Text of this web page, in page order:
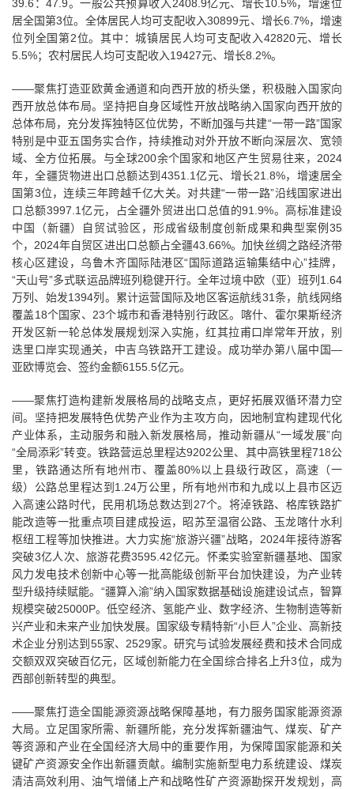
39.6：47.9。一般公共预算收入2408.9亿元、增长10.5%，增速位
居全国第3位。全体居民人均可支配收入30899元、增长6.7%，增速
位列全国第2位。其中：城镇居民人均可支配收入42820元、增长
5.5%；农村居民人均可支配收入19427元、增长8.2%。
——聚焦打造亚欧黄金通道和向西开放的桥头堡，积极融入国家向
西开放总体布局。坚持把自身区域性开放战略纳入国家向西开放的
总体布局，充分发挥独特区位优势，不断加强与共建“一带一路”国家
特别是中亚五国务实合作，持续推动对外开放不断向深层次、宽领
域、全方位拓展。与全球200余个国家和地区产生贸易往来，2024
年，全疆货物进出口总额达到4351.1亿元、增长21.8%，增速居全
国第3位，连续三年跨越千亿大关。对共建“一带一路”沿线国家进出
口总额3997.1亿元，占全疆外贸进出口总值的91.9%。高标准建设
中国（新疆）自贸试验区，形成省级制度创新成果和典型案例35
个，2024年自贸区进出口总额占全疆43.66%。加快丝绸之路经济带
核心区建设，乌鲁木齐国际陆港区“国际道路运输集结中心”挂牌，
“天山号”多式联运品牌班列稳健开行。全年过境中欧（亚）班列1.64
万列、始发1394列。累计运营国际及地区客运航线31条，航线网络
覆盖18个国家、23个城市和香港特别行政区。喀什、霍尔果斯经济
开发区新一轮总体发展规划深入实施，红其拉甫口岸常年开放，别
迭里口岸实现通关，中吉乌铁路开工建设。成功举办第八届中国—
亚欧博览会、签约金额6155.5亿元。
——聚焦打造构建新发展格局的战略支点，更好拓展双循环潜力空
间。坚持把发展特色优势产业作为主攻方向，因地制宜构建现代化
产业体系，主动服务和融入新发展格局，推动新疆从“一域发展”向
“全局添彩”转变。铁路营运总里程达9202公里、其中高铁里程718公
里，铁路通达所有地州市、覆盖80%以上县级行政区，高速（一
级）公路总里程达到1.24万公里，所有地州市和九成以上县市区迈
入高速公路时代，民用机场总数达到27个。将淖铁路、格库铁路扩
能改造等一批重点项目建成投运，昭苏至温宿公路、玉龙喀什水利
枢纽工程等加快推进。大力实施“旅游兴疆”战略，2024年接待游客
突破3亿人次、旅游花费3595.42亿元。怀柔实验室新疆基地、国家
风力发电技术创新中心等一批高能级创新平台加快建设，为产业转
型升级持续赋能。“疆算入渝”纳入国家数据基础设施建设试点，智算
规模突破25000P。低空经济、氢能产业、数字经济、生物制造等新
兴产业和未来产业加快发展。国家级专精特新“小巨人”企业、高新技
术企业分别达到55家、2529家。研究与试验发展经费和技术合同成
交额双双突破百亿元，区域创新能力在全国综合排名上升3位，成为
西部创新转型的典型。
——聚焦打造全国能源资源战略保障基地，有力服务国家能源资源
大局。立足国家所需、新疆所能，充分发挥新疆油气、煤炭、矿产
等资源和产业在全国经济大局中的重要作用，为保障国家能源和关
键矿产资源安全作出新疆贡献。编制实施新型电力系统建设、煤炭
清洁高效利用、油气增储上产和战略性矿产资源勘探开发规划，高